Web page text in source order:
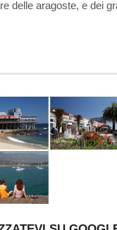
delle aragoste, e dei